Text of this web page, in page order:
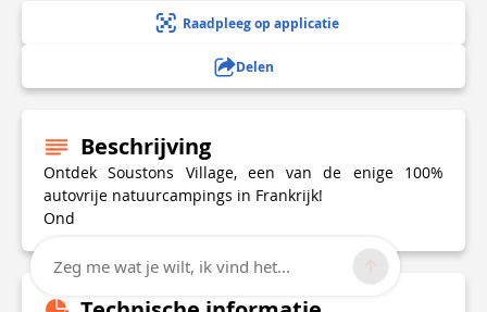
Raadpleeg op applicatie
Delen
Beschrijving
Ontdek Soustons Village, een van de enige 100%
autovrije natuurcampings in Frankrijk!
Ond
Zeg me wat je wilt, ik vind het...